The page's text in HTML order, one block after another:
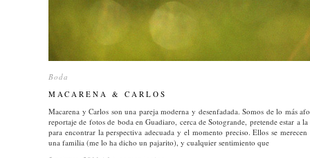
Boda
MACARENA & CARLOS
Macarena y Carlos son una pareja moderna y desenfadada. Somos de lo más
reportaje de fotos de boda en Guadiaro, cerca de Sotogrande, pretende estar a
para encontrar la perspectiva adecuada y el momento preciso. Ellos se
una familia (me lo ha dicho un pajarito), y cualquier sentimiento que
Boda
MACARENA & CARLOS